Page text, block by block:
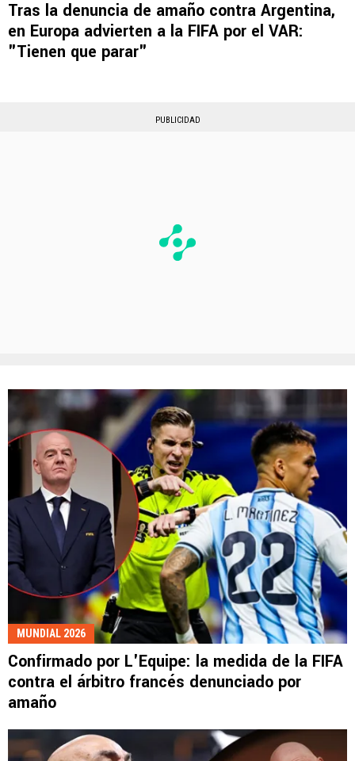
Tras la denuncia de amaño contra Argentina,
en Europa advierten a la FIFA por el VAR:
"Tienen que parar"
PUBLICIDAD
MUNDIAL 2026
Confirmado por L'Equipe: la medida de la FIFA
contra el árbitro francés denunciado por
amaño